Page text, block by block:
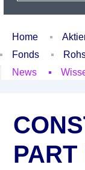
Home
Fonds
News
PART